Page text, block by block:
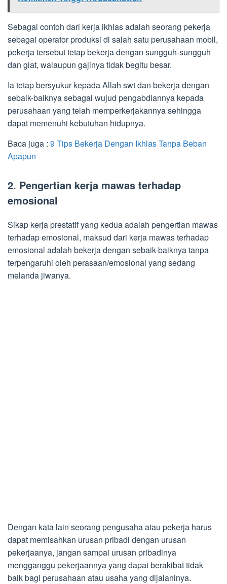
Sebagai contoh dari kerja ikhlas adalah seorang pekerja
sebagai operator produksi di salah satu perusahaan mobil,
pekerja tersebut tetap bekerja dengan sungguh-sungguh
dan giat, walaupun gajinya tidak begitu besar.
Ia tetap bersyukur kepada Allah swt dan bekerja dengan
sebaik-baiknya sebagai wujud pengabdiannya kepada
perusahaan yang telah memperkerjakannya sehingga
dapat memenuhi kebutuhan hidupnya.
Baca juga : 9 Tips Bekerja Dengan Ikhlas Tanpa Beban
Apapun
2. Pengertian kerja mawas terhadap
emosional
Sikap kerja prestatif yang kedua adalah pengertian mawas
terhadap emosional, maksud dari kerja mawas terhadap
emosional adalah bekerja dengan sebaik-baiknya tanpa
terpengaruhi oleh perasaan/emosional yang sedang
melanda jiwanya.
Dengan kata lain seorang pengusaha atau pekerja harus
dapat memisahkan urusan pribadi dengan urusan
pekerjaanya, jangan sampai urusan pribadinya
mengganggu pekerjaannya yang dapat berakibat tidak
baik bagi perusahaan atau usaha yang dijalaninya.